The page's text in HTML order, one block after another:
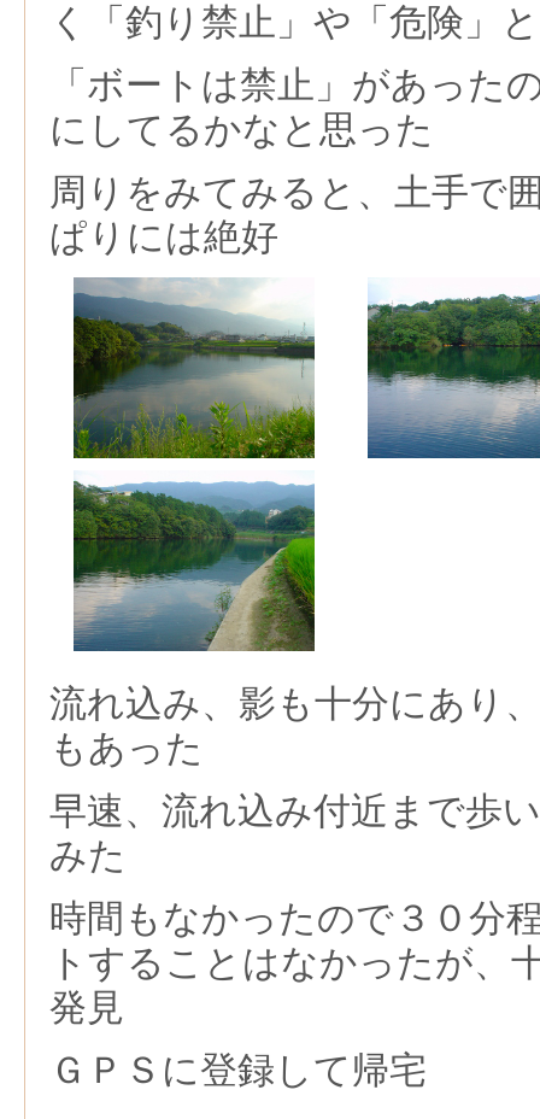
く「釣り禁止」や「危険」
「ボートは禁止」があった
にしてるかなと思った
周りをみてみると、土手で
ぱりには絶好
流れ込み、影も十分にあり
もあった
早速、流れ込み付近まで歩
みた
時間もなかったので３０分
トすることはなかったが、
発見
ＧＰＳに登録して帰宅